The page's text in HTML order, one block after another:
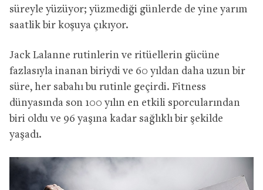
süreyle yüzüyor; yüzmediği günlerde de yine yarım
saatlik bir koşuya çıkıyor.
Jack Lalanne rutinlerin ve ritüellerin gücüne
fazlasıyla inanan biriydi ve 60 yıldan daha uzun bir
süre, her sabahı bu rutinle geçirdi. Fitness
dünyasında son 100 yılın en etkili sporcularından
biri oldu ve 96 yaşına kadar sağlıklı bir şekilde
yaşadı.